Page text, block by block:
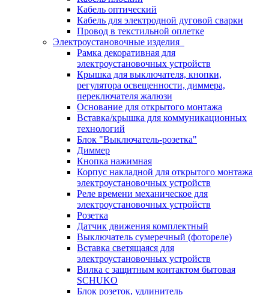
Кабель оптический
Кабель для электродной дуговой сварки
Провод в текстильной оплетке
Электроустановочные изделия
Рамка декоративная для
электроустановочных устройств
Крышка для выключателя, кнопки,
регулятора освещенности, диммера,
переключателя жалюзи
Основание для открытого монтажа
Вставка/крышка для коммуникационных
технологий
Блок "Выключатель-розетка"
Диммер
Кнопка нажимная
Корпус накладной для открытого монтажа
электроустановочных устройств
Реле времени механическое для
электроустановочных устройств
Розетка
Датчик движения комплектный
Выключатель сумеречный (фотореле)
Вставка светящаяся для
электроустановочных устройств
Вилка с защитным контактом бытовая
SCHUKO
Блок розеток, удлинитель